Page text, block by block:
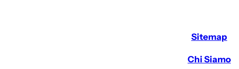
Sitemap
Chi Siamo